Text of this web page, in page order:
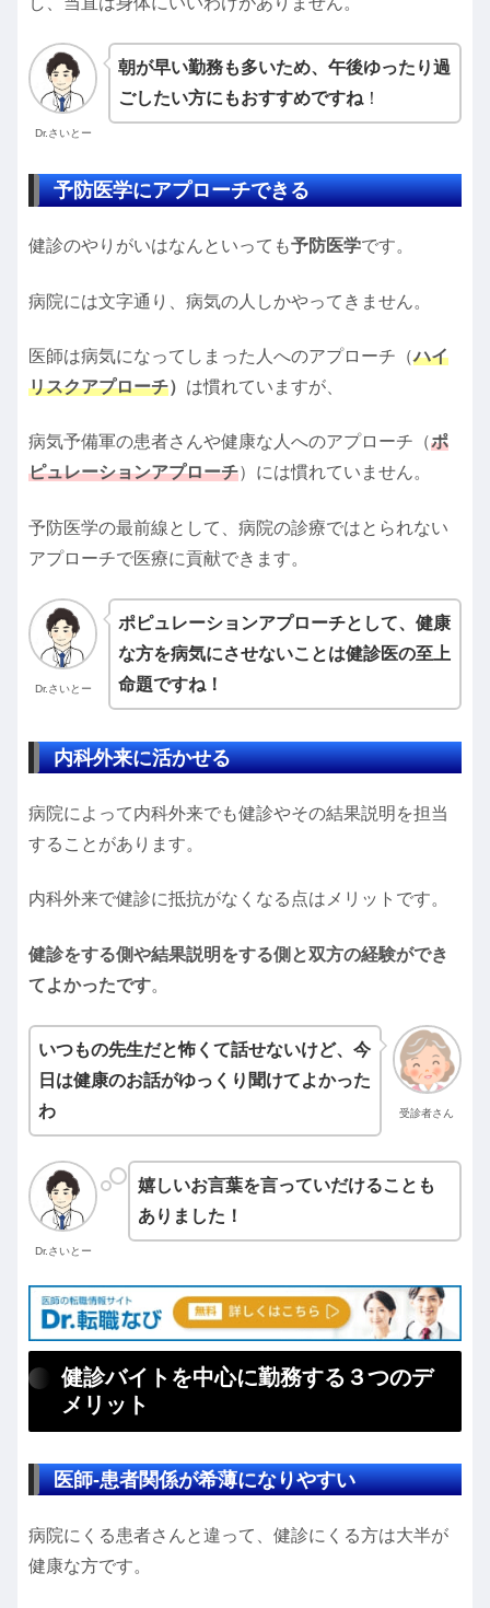
Dr.さいとー
朝が早い勤務も多いため、午後ゆったり過
ごしたい方にもおすすめですね ！
予防医学にアプローチできる
健診のやりがいはなんといっても予防医学です。
病院には文字通り、病気の人しかやってきません。
医師は病気になってしまった人へのアプローチ（ハイ
リスクアプローチ） は慣れていますが、
病気予備軍の患者さんや健康な人へのアプローチ（ポ
ピュレーションアプローチ）には慣れていません。
予防医学の最前線として、病院の診療ではとられない
アプローチで医療に貢献できます。
Dr.さいとー
ポピュレーションアプローチとして、健康
な方を病気にさせないことは健診医の至上
命題ですね！
内科外来に活かせる
病院によって内科外来でも健診やその結果説明を担当
することがあります。
内科外来で健診に抵抗がなくなる点はメリットです。
健診をする側や結果説明をする側と双方の経験ができ
てよかったです。
受診者さん
いつもの先生だと怖くて話せないけど、今
日は健康のお話がゆっくり聞けてよかった
わ
Dr.さいとー
嬉しいお言葉を言っていだけることも
ありました！
健診バイトを中心に勤務する３つのデ
メリット
医師-患者関係が希薄になりやすい
病院にくる患者さんと違って、健診にくる方は大半が
健康な方です。